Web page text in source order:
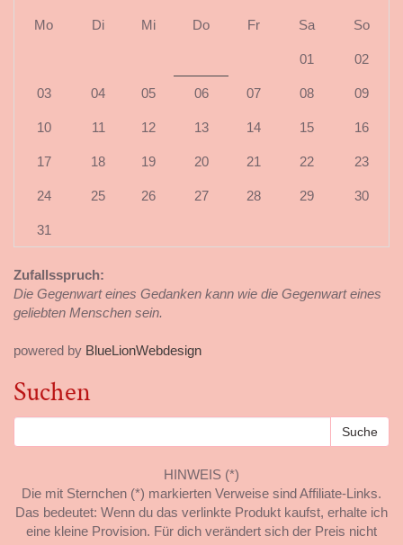
Mo Di Mi Do Fr Sa So
01 02
03 04 05 06 07 08 09
10 11 12 13 14 15 16
17 18 19 20 21 22 23
24 25 26 27 28 29 30
31
Zufallsspruch:
Die Gegenwart eines Gedanken kann wie die Gegenwart eines
geliebten Menschen sein.
powered by BlueLionWebdesign
Suchen
HINWEIS (*)
Die mit Sternchen (*) markierten Verweise sind Affiliate-Links.
Das bedeutet: Wenn du das verlinkte Produkt kaufst, erhalte ich
eine kleine Provision. Für dich verändert sich der Preis nicht